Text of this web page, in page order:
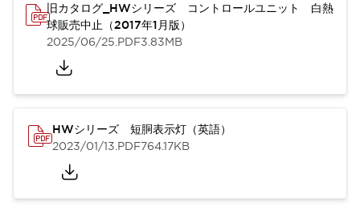
旧カタログ_HWシリーズ コントロールユニット 白熱
球販売中止（2017年1月版）
2025/06/25.PDF3.83MB
HWシリーズ 短胴表示灯（英語）
2023/01/13.PDF764.17KB